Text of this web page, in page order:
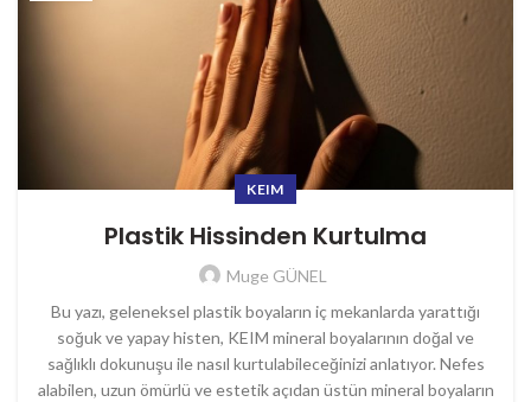
KEIM
Plastik Hissinden Kurtulma
Muge GÜNEL
Bu yazı, geleneksel plastik boyaların iç mekanlarda yarattığı
soğuk ve yapay histen, KEIM mineral boyalarının doğal ve
sağlıklı dokunuşu ile nasıl kurtulabileceğinizi anlatıyor. Nefes
alabilen, uzun ömürlü ve estetik açıdan üstün mineral boyaların